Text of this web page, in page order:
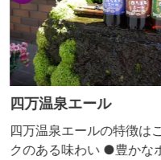
四万温泉エール
四万温泉エールの特徴は
クのある味わい ●豊かな